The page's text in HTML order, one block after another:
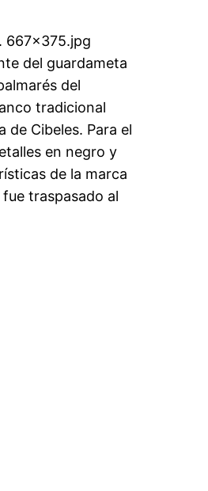
667×375.jpg
del guardameta
del
tradicional
de Cibeles. Para el
en negro y
de la marca
traspasado al